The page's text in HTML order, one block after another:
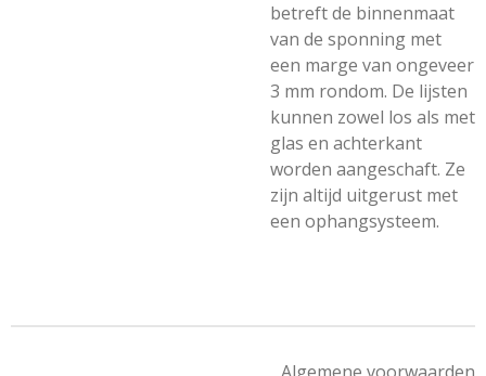
betreft de binnenmaat
van de sponning met
een marge van ongeveer
3 mm rondom. De lijsten
kunnen zowel los als met
glas en achterkant
worden aangeschaft. Ze
zijn altijd uitgerust met
een ophangsysteem.
Algemene voorwaarden